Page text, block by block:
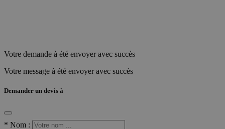
Votre demande à été envoyer avec succès
Votre message à été envoyer avec succès
Demander un devis à
* Nom :